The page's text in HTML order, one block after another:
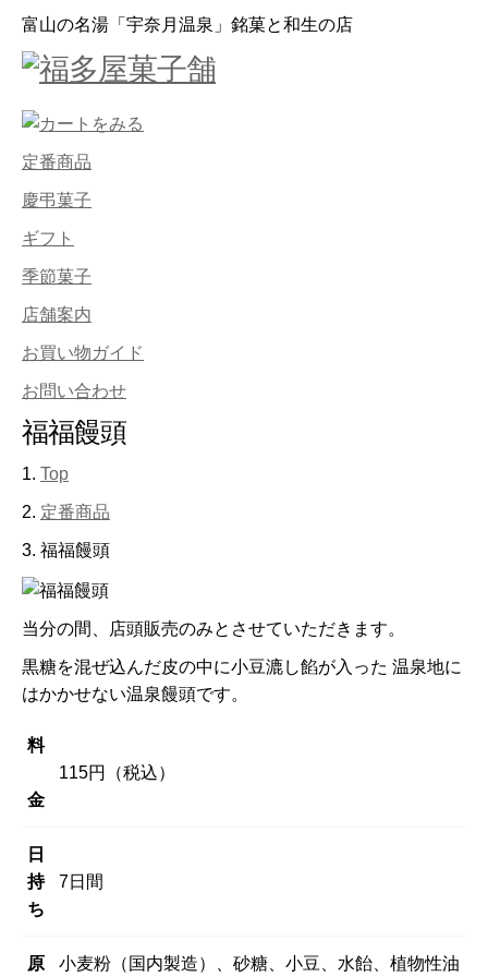
富山の名湯「宇奈月温泉」銘菓と和生の店
定番商品
慶弔菓子
ギフト
季節菓子
店舗案内
お買い物ガイド
お問い合わせ
福福饅頭
Top
定番商品
福福饅頭
当分の間、店頭販売のみとさせていただきます。
黒糖を混ぜ込んだ皮の中に小豆漉し餡が入った 温泉地に
はかかせない温泉饅頭です。
料
金
115円（税込）
日
持
ち
7日間
原 小麦粉（国内製造）、砂糖、小豆、水飴、植物性油